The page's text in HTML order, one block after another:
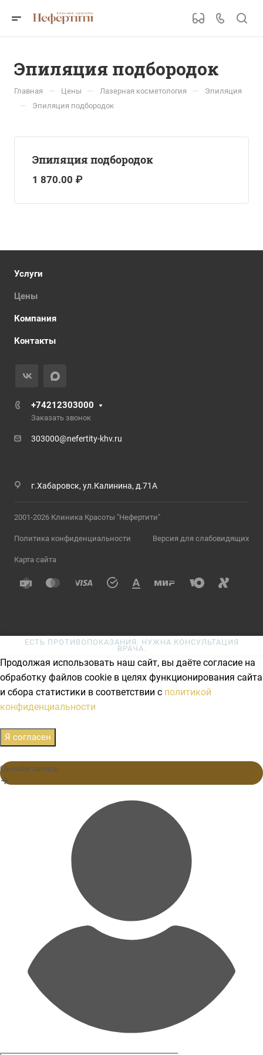
Эпиляция подбородок
Главная — Цены — Лазерная косметология — Эпиляция
— Эпиляция подбородок
Эпиляция подбородок
1 870.00 ₽
Услуги
Цены
Компания
Контакты
+74212303000
Заказать звонок
303000@nefertity-khv.ru
г.Хабаровск, ул.Калинина, д.71А
2001-2026 Клиника Красоты "Нефертити"
Политика конфиденциальности Версия для слабовидящих
Карта сайта
ЕСТЬ ПРОТИВОПОКАЗАНИЯ. НУЖНА КОНСУЛЬТАЦИЯ
ВРАЧА.
Продолжая использовать наш сайт, вы даёте согласие на
обработку файлов cookie в целях функционирования сайта
и сбора статистики в соответствии с политикой
конфиденциальности
Я согласен